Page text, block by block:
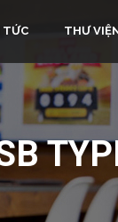
TỨC THƯ